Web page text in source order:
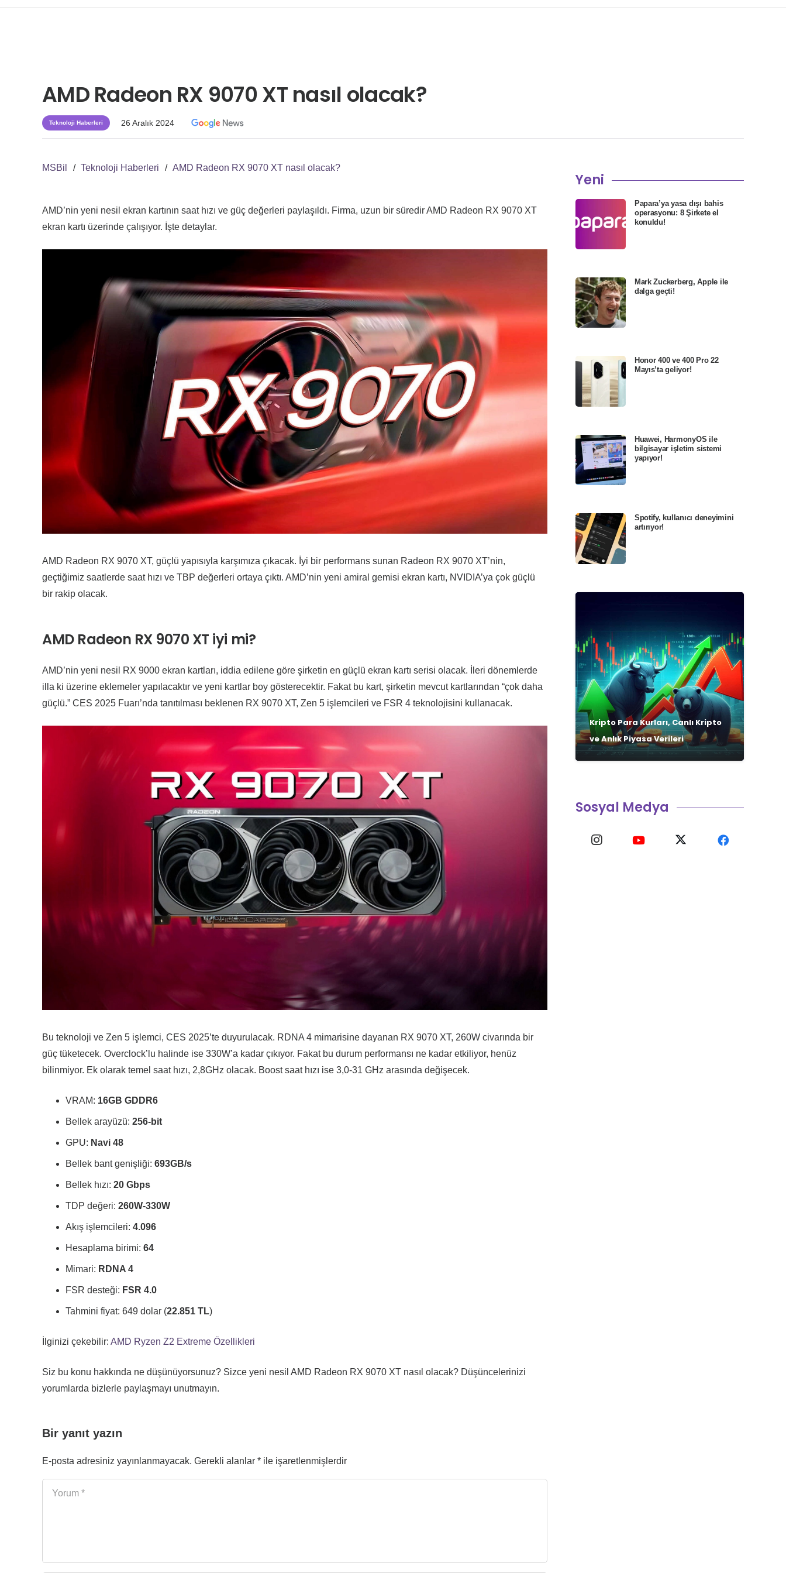
AMD Radeon RX 9070 XT nasıl olacak?
Teknoloji Haberleri 26 Aralık 2024
MSBil / Teknoloji Haberleri / AMD Radeon RX 9070 XT nasıl olacak?
AMD’nin yeni nesil ekran kartının saat hızı ve güç değerleri paylaşıldı. Firma, uzun bir süredir AMD Radeon RX 9070 XT
ekran kartı üzerinde çalışıyor. İşte detaylar.
AMD Radeon RX 9070 XT, güçlü yapısıyla karşımıza çıkacak. İyi bir performans sunan Radeon RX 9070 XT’nin,
geçtiğimiz saatlerde saat hızı ve TBP değerleri ortaya çıktı. AMD’nin yeni amiral gemisi ekran kartı, NVIDIA’ya çok güçlü
bir rakip olacak.
AMD Radeon RX 9070 XT iyi mi?
AMD’nin yeni nesil RX 9000 ekran kartları, iddia edilene göre şirketin en güçlü ekran kartı serisi olacak. İleri dönemlerde
illa ki üzerine eklemeler yapılacaktır ve yeni kartlar boy gösterecektir. Fakat bu kart, şirketin mevcut kartlarından “çok daha
güçlü.” CES 2025 Fuarı’nda tanıtılması beklenen RX 9070 XT, Zen 5 işlemcileri ve FSR 4 teknolojisini kullanacak.
Bu teknoloji ve Zen 5 işlemci, CES 2025’te duyurulacak. RDNA 4 mimarisine dayanan RX 9070 XT, 260W civarında bir
güç tüketecek. Overclock’lu halinde ise 330W’a kadar çıkıyor. Fakat bu durum performansı ne kadar etkiliyor, henüz
bilinmiyor. Ek olarak temel saat hızı, 2,8GHz olacak. Boost saat hızı ise 3,0-31 GHz arasında değişecek.
VRAM: 16GB GDDR6
Bellek arayüzü: 256-bit
GPU: Navi 48
Bellek bant genişliği: 693GB/s
Bellek hızı: 20 Gbps
TDP değeri: 260W-330W
Akış işlemcileri: 4.096
Hesaplama birimi: 64
Mimari: RDNA 4
FSR desteği: FSR 4.0
Tahmini fiyat: 649 dolar (22.851 TL)
İlginizi çekebilir: AMD Ryzen Z2 Extreme Özellikleri
Siz bu konu hakkında ne düşünüyorsunuz? Sizce yeni nesil AMD Radeon RX 9070 XT nasıl olacak? Düşüncelerinizi
yorumlarda bizlerle paylaşmayı unutmayın.
Bir yanıt yazın
E-posta adresiniz yayınlanmayacak. Gerekli alanlar * ile işaretlenmişlerdir
Yeni
Papara’ya yasa dışı bahis
operasyonu: 8 Şirkete el
konuldu!
Mark Zuckerberg, Apple ile
dalga geçti!
Honor 400 ve 400 Pro 22
Mayıs’ta geliyor!
Huawei, HarmonyOS ile
bilgisayar işletim sistemi
yapıyor!
Spotify, kullanıcı deneyimini
artırıyor!
Kripto Para Kurları, Canlı Kripto
ve Anlık Piyasa Verileri
Sosyal Medya